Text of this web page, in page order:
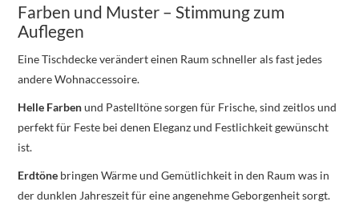
Farben und Muster – Stimmung zum
Auflegen
Eine Tischdecke verändert einen Raum schneller als fast jedes
andere Wohnaccessoire.
Helle Farbenund Pastelltöne sorgen für Frische, sind zeitlos und
perfekt für Feste bei denen Eleganz und Festlichkeit gewünscht
ist.
Erdtöne bringen Wärme und Gemütlichkeit in den Raum was in
der dunklen Jahreszeit für eine angenehme Geborgenheit sorgt.